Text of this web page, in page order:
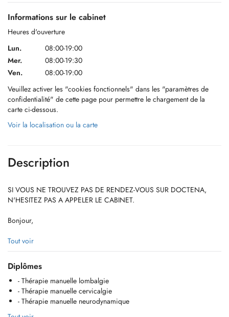
Informations sur le cabinet
Heures d'ouverture
Lun.
08:00-19:00
Mer.
08:00-19:30
Ven.
08:00-19:00
Veuillez activer les "cookies fonctionnels" dans les "paramètres de
confidentialité" de cette page pour permettre le chargement de la
carte ci-dessous.
Voir la localisation ou la carte
Description
SI VOUS NE TROUVEZ PAS DE RENDEZ-VOUS SUR DOCTENA,
N'HESITEZ PAS A APPELER LE CABINET.
Bonjour,
Je m'appelle Lucas, je suis kinésithérapeute et je suis actuellement en
quatrième année d'ostéopathie à l'International Academy of
Osteopathy à Mont Saint-Guibert en Belgique. En parallèle, j'étudie le
luxembourgeois à l'INLL à Mersch.
J'ai été diplômé en 2020 d'un master en Kinésithérapie à la Haute
Ecole de la Province de Liège. Depuis je me suis formé dans divers
domaines que vous trouverez ci-dessous. Après plusieurs années a
Tout voir
Diplômes
- Thérapie manuelle lombalgie
- Thérapie manuelle cervicalgie
- Thérapie manuelle neurodynamique